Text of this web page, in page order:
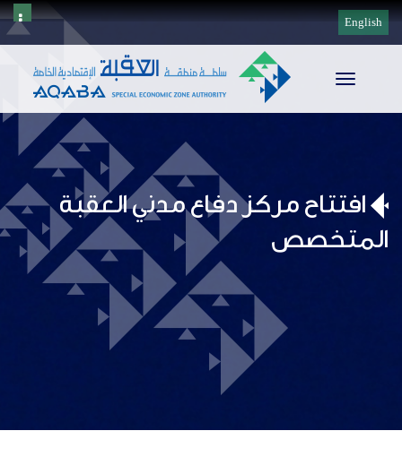
English
Toggle
افتتاح مركز دفاع مدني العقبة
المتخصص